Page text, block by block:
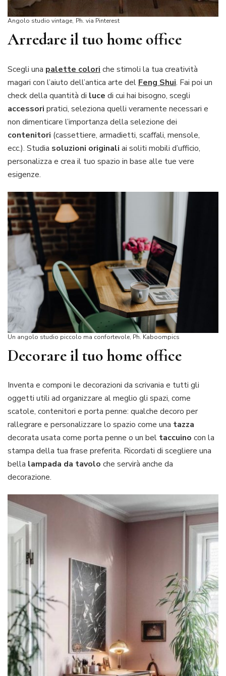
Angolo studio vintage, Ph. via Pinterest
Arredare il tuo home office
Scegli una palette colori che stimoli la tua creatività
magari con l’aiuto dell’antica arte del Feng Shui. Fai poi un
check della quantità di luce di cui hai bisogno, scegli
accessori pratici, seleziona quelli veramente necessari e
non dimenticare l’importanza della selezione dei
contenitori (cassettiere, armadietti, scaffali, mensole,
ecc.). Studia soluzioni originali ai soliti mobili d’ufficio,
personalizza e crea il tuo spazio in base alle tue vere
esigenze.
Un angolo studio piccolo ma confortevole, Ph. Kaboompics
Decorare il tuo home office
Inventa e componi le decorazioni da scrivania e tutti gli
oggetti utili ad organizzare al meglio gli spazi, come
scatole, contenitori e porta penne: qualche decoro per
rallegrare e personalizzare lo spazio come una tazza
decorata usata come porta penne o un bel taccuino con la
stampa della tua frase preferita. Ricordati di scegliere una
bella lampada da tavolo che servirà anche da
decorazione.